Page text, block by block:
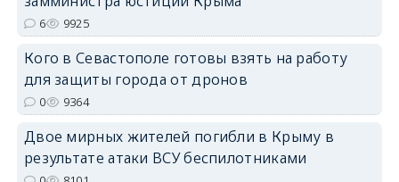
6 9925
Кого в Севастополе готовы взять на работу
для защиты города от дронов
0 9364
Двое мирных жителей погибли в Крыму в
результате атаки ВСУ беспилотниками